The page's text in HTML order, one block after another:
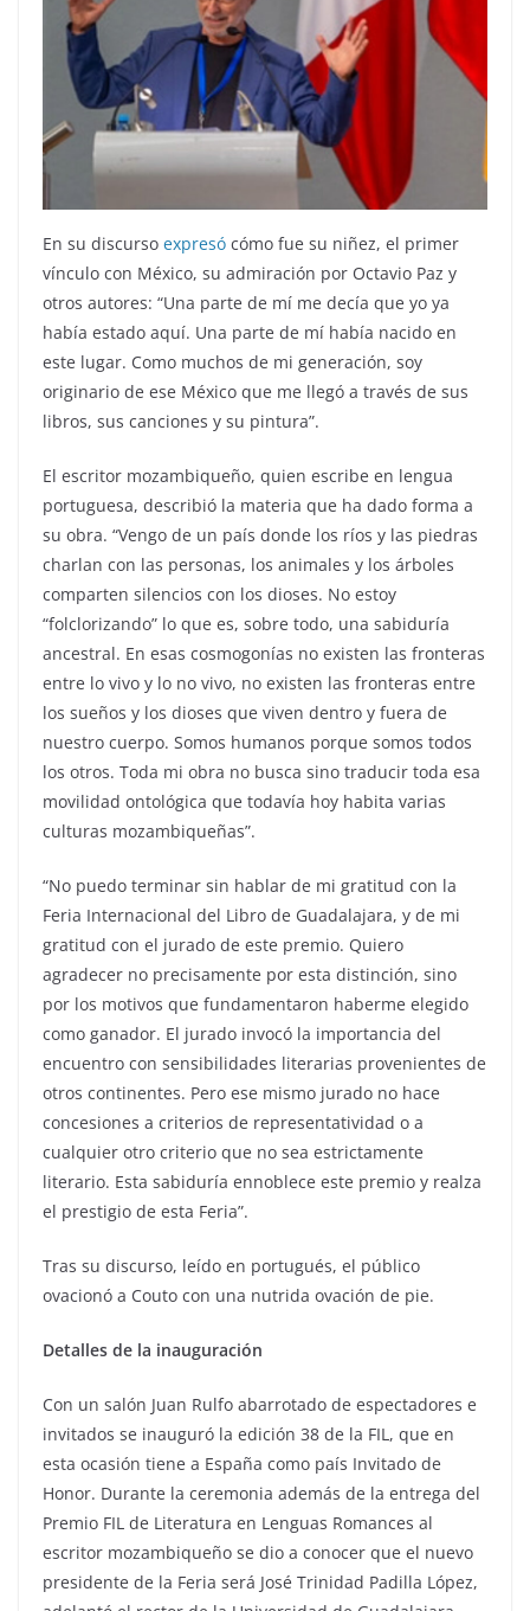
En su discurso expresó cómo fue su niñez, el primer
vínculo con México, su admiración por Octavio Paz y
otros autores: “Una parte de mí me decía que yo ya
había estado aquí. Una parte de mí había nacido en
este lugar. Como muchos de mi generación, soy
originario de ese México que me llegó a través de sus
libros, sus canciones y su pintura”.
El escritor mozambiqueño, quien escribe en lengua
portuguesa, describió la materia que ha dado forma a
su obra. “Vengo de un país donde los ríos y las piedras
charlan con las personas, los animales y los árboles
comparten silencios con los dioses. No estoy
“folclorizando” lo que es, sobre todo, una sabiduría
ancestral. En esas cosmogonías no existen las fronteras
entre lo vivo y lo no vivo, no existen las fronteras entre
los sueños y los dioses que viven dentro y fuera de
nuestro cuerpo. Somos humanos porque somos todos
los otros. Toda mi obra no busca sino traducir toda esa
movilidad ontológica que todavía hoy habita varias
culturas mozambiqueñas”.
“No puedo terminar sin hablar de mi gratitud con la
Feria Internacional del Libro de Guadalajara, y de mi
gratitud con el jurado de este premio. Quiero
agradecer no precisamente por esta distinción, sino
por los motivos que fundamentaron haberme elegido
como ganador. El jurado invocó la importancia del
encuentro con sensibilidades literarias provenientes de
otros continentes. Pero ese mismo jurado no hace
concesiones a criterios de representatividad o a
cualquier otro criterio que no sea estrictamente
literario. Esta sabiduría ennoblece este premio y realza
el prestigio de esta Feria”.
Tras su discurso, leído en portugués, el público
ovacionó a Couto con una nutrida ovación de pie.
Detalles de la inauguración
Con un salón Juan Rulfo abarrotado de espectadores e
invitados se inauguró la edición 38 de la FIL, que en
esta ocasión tiene a España como país Invitado de
Honor. Durante la ceremonia además de la entrega del
Premio FIL de Literatura en Lenguas Romances al
escritor mozambiqueño se dio a conocer que el nuevo
presidente de la Feria será José Trinidad Padilla López,